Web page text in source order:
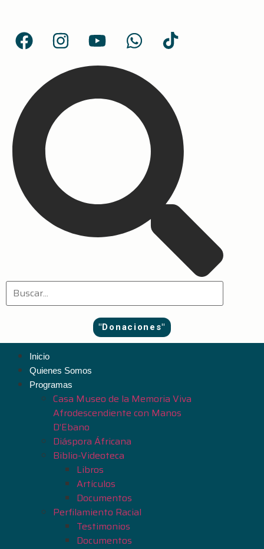
"Donaciones"
Inicio
Quienes Somos
Programas
Casa Museo de la Memoria Viva
Afrodescendiente con Manos
D’Ebano
Diáspora Áfricana
Biblio-Videoteca
Libros
Artículos
Documentos
Perfilamiento Racial
Testimonios
Documentos